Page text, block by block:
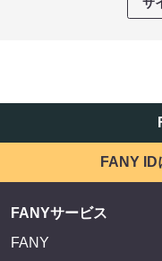
サ
FANY
FANYサービス
FANY